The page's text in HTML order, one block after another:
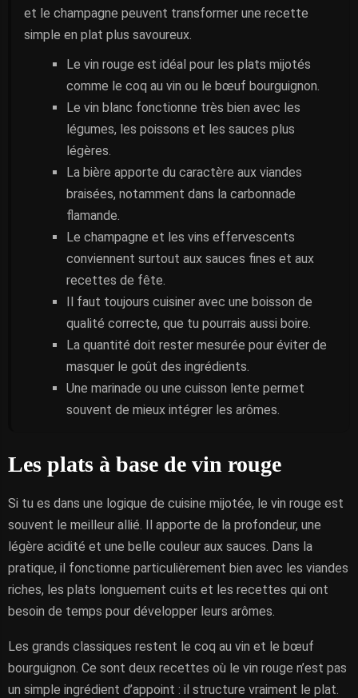
et le champagne peuvent transformer une recette
simple en plat plus savoureux.
Le vin rouge est idéal pour les plats mijotés
comme le coq au vin ou le bœuf bourguignon.
Le vin blanc fonctionne très bien avec les
légumes, les poissons et les sauces plus
légères.
La bière apporte du caractère aux viandes
braisées, notamment dans la carbonnade
flamande.
Le champagne et les vins effervescents
conviennent surtout aux sauces fines et aux
recettes de fête.
Il faut toujours cuisiner avec une boisson de
qualité correcte, que tu pourrais aussi boire.
La quantité doit rester mesurée pour éviter de
masquer le goût des ingrédients.
Une marinade ou une cuisson lente permet
souvent de mieux intégrer les arômes.
Les plats à base de vin rouge
Si tu es dans une logique de cuisine mijotée, le vin rouge est
souvent le meilleur allié. Il apporte de la profondeur, une
légère acidité et une belle couleur aux sauces. Dans la
pratique, il fonctionne particulièrement bien avec les viandes
riches, les plats longuement cuits et les recettes qui ont
besoin de temps pour développer leurs arômes.
Les grands classiques restent le coq au vin et le bœuf
bourguignon. Ce sont deux recettes où le vin rouge n’est pas
un simple ingrédient d’appoint : il structure vraiment le plat.